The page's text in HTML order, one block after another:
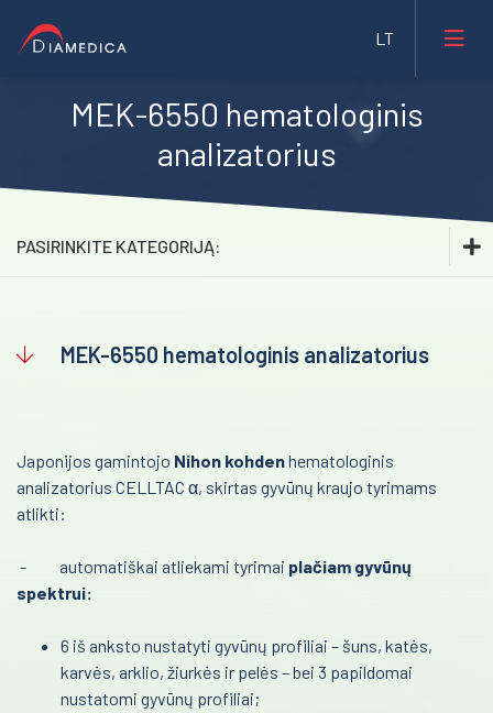
Mėginių transportavimo sistemos/Laboratorijos
Akušerija ir ginekologija
MEK-6550 hematologinis
analizatorius
PASIRINKITE KATEGORIJĄ:
Medicininė įranga ir priemonės
Hematologija
Biocheminiai tyrimai
Sarstedt kraujo paėmimo priemonės
Greiner kraujo paėmimo priemonės
Kraujo dujų ir elektrolitų tyrimai
Gyvybės mokslai
MEK-6550 hematologinis analizatorius
Japonijos gamintojo Nihon kohdenhematologinis
analizatorius CELLTAC α, skirtas gyvūnų kraujo tyrimams
atlikti:
- automatiškai atliekami tyrimai plačiam gyvūnų
spektrui:
6 iš anksto nustatyti gyvūnų profiliai – šuns, katės,
karvės, arklio, žiurkės ir pelės – bei 3 papildomai
nustatomi gyvūnų profiliai;